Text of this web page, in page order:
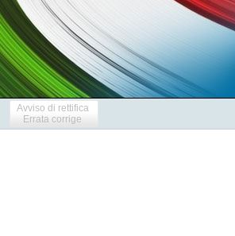
Avviso di rettifica
Errata corrige